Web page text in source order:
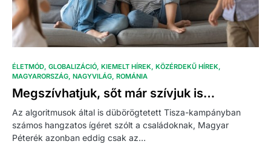
ÉLETMÓD GLOBALIZÁCIÓ KIEMELT HÍREK KÖZÉRDEKŰ HÍREK
MAGYARORSZÁG NAGYVILÁG ROMÁNIA
Megszívhatjuk, sőt már szívjuk is…
Az algoritmusok által is dübörögtetett Tisza-kampányban
számos hangzatos ígéret szólt a családoknak, Magyar
Péterék azonban eddig csak az…